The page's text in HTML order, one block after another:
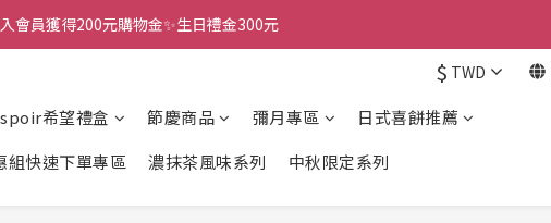
全館滿千免運
會員獲得200元購物金✨生日禮金300元
$ TWD
希望禮盒 節慶商品 彌月專區
日式喜餅推薦
組快速下單專區 濃抹茶風味系列 中秋限定系列